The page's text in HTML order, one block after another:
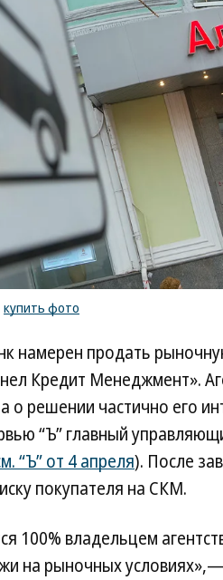
купить фото
намерен продать
Кредит Менеджмент».
решении частично его
“Ъ” главный
“Ъ” от 4 апреля). После
покупателя на СКМ.
100% владельцем
на рыночных